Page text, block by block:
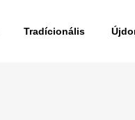
Tradícionális